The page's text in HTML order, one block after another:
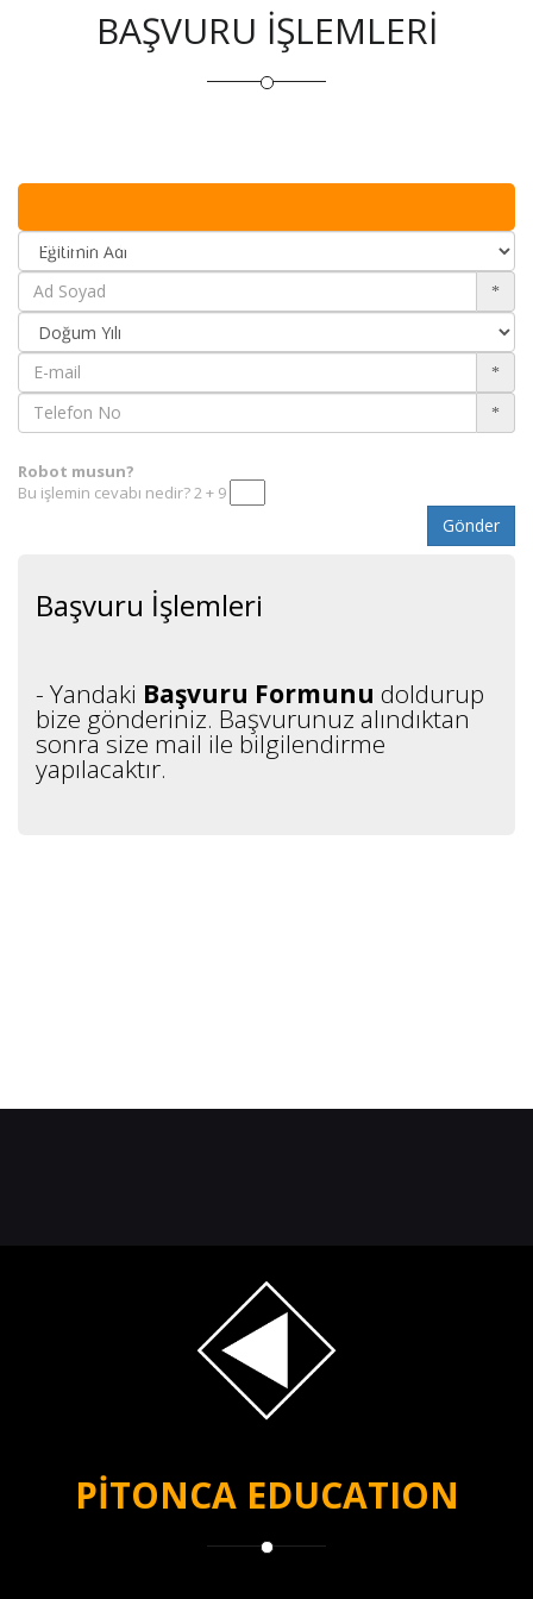
BAŞVURU İŞLEMLERİ
TEMEL BİLGİLER
Robot musun?
Bu işlemin cevabı nedir? 2 + 9
Başvuru İşlemleri
- Yandaki Başvuru Formunu doldurup
bize gönderiniz. Başvurunuz alındıktan
sonra size mail ile bilgilendirme
yapılacaktır.
PİTONCA EDUCATION